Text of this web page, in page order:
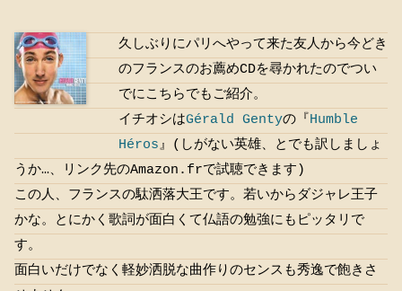
久しぶりにパリへやって来た友人から今どき
のフランスのお薦めCDを尋かれたのでつい
でにこちらでもご紹介。
イチオシはGérald Gentyの『 Humble
Héros』(しがない英雄、とでも訳しましょ
うか…、リンク先のAmazon.frで試聴できます)
この人、フランスの駄洒落大王です。若いからダジャレ王子
かな。とにかく歌詞が面白くて仏語の勉強にもピッタリで
す。
面白いだけでなく軽妙洒脱な曲作りのセンスも秀逸で飽きさ